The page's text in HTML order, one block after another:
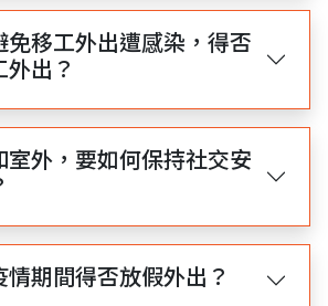
免移工外出遭感染，得否
出？
室外，要如何保持社交安
期間得否放假外出？